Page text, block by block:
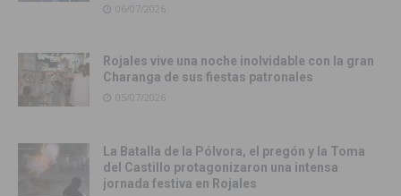
06/07/2026
Rojales vive una noche inolvidable con la gran
Charanga de sus fiestas patronales
05/07/2026
La Batalla de la Pólvora, el pregón y la Toma
del Castillo protagonizaron una intensa
jornada festiva en Rojales